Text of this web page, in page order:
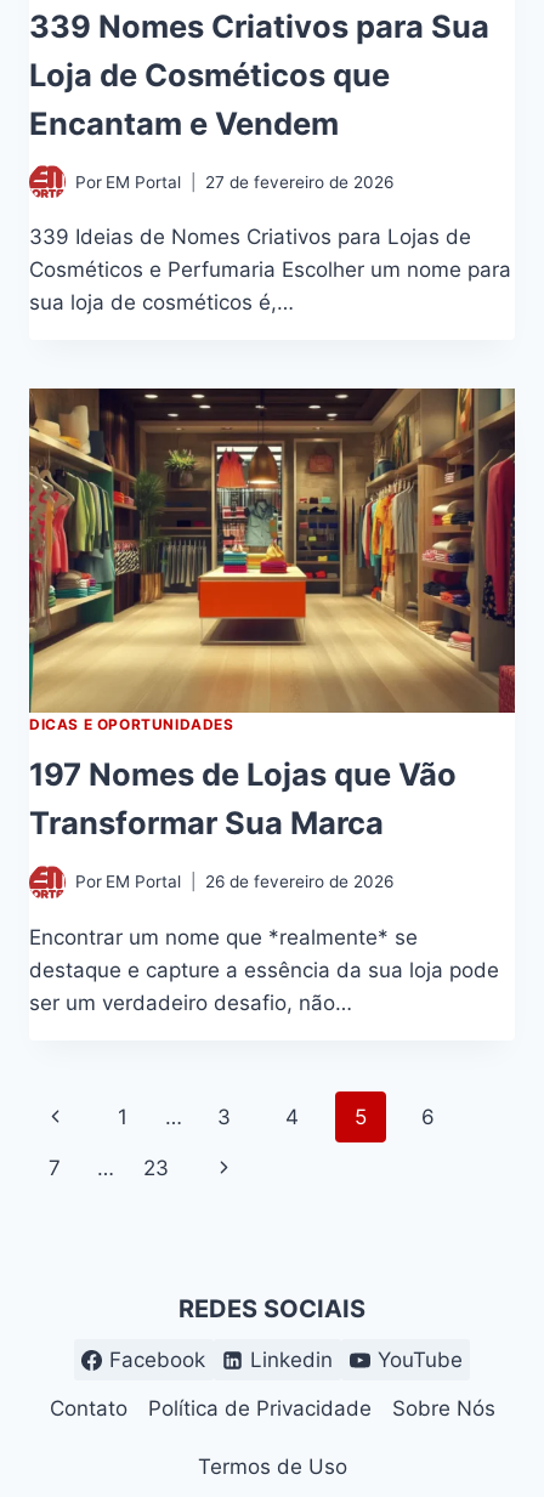
339 Nomes Criativos para Sua
Loja de Cosméticos que
Encantam e Vendem
Por EM Portal 27 de fevereiro de 2026
339 Ideias de Nomes Criativos para Lojas de
Cosméticos e Perfumaria Escolher um nome para
sua loja de cosméticos é,…
DICAS E OPORTUNIDADES
197 Nomes de Lojas que Vão
Transformar Sua Marca
Por EM Portal 26 de fevereiro de 2026
Encontrar um nome que *realmente* se
destaque e capture a essência da sua loja pode
ser um verdadeiro desafio, não…
Navegação
da
Página
Anterior
1 … 3 4 5 6
7 … 23
Página
REDES SOCIAIS
Facebook Linkedin YouTube
Contato Política de Privacidade Sobre Nós
Termos de Uso